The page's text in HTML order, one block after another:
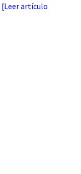
[Leer artículo